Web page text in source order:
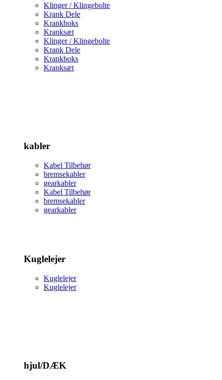
Klinger / Klingebolte
Krank Dele
Krankboks
Kranksæt
Klinger / Klingebolte
Krank Dele
Krankboks
Kranksæt
kabler
Kabel Tilbehør
bremsekabler
gearkabler
Kabel Tilbehør
bremsekabler
gearkabler
Kuglelejer
Kuglelejer
Kuglelejer
hjul/DÆK